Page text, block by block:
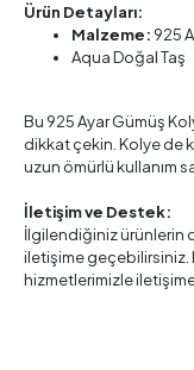
Ürün Detayları:
Malzeme: 925
Aqua Doğal Taş
Bu 925 Ayar Gümüş
dikkat çekin. Kolye de
uzun ömürlü kullanım
İletişim ve Destek:
İlgilendiğiniz ürünlerin
iletişime geçebilirsiniz.
hizmetlerimizle